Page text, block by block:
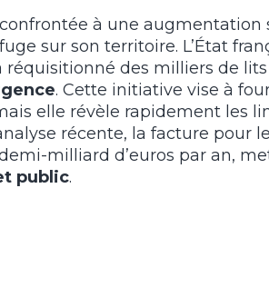
confrontée à une
sur son territoire. L’État
réquisitionné des milliers de
. Cette initiative vise à
elle révèle rapidement les
récente, la facture pour
milliard d’euros par an,
public.